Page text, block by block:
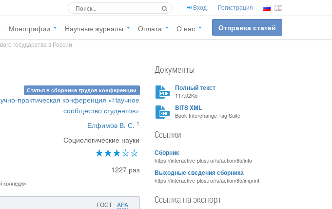
Вход Регистрация
Монографии Научные журналы Оплата О нас Отправка статей
государства в России
Статья в сборнике трудов конференции
практическая конференция «Научное
сообщество студентов»
Елфимов В. С. 1
Социологические науки
1227 раз
колледж»
ГОСТ APA
Документы
Полный текст
117.02Kb
BITS XML
Book Interchange Tag Suite
Ссылки
Сборник
https://interactive-plus.ru/ru/action/85/info
Выходные сведения сборника
https://interactive-plus.ru/ru/action/85/imprint
Ссылка на экспорт